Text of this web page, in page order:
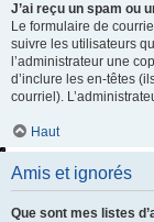
J’ai reçu un spam ou
Le formulaire de
suivre les utilisateurs
l’administrateur une
d’inclure les en-têtes
courriel).
Haut
Amis et ignorés
Que sont mes listes